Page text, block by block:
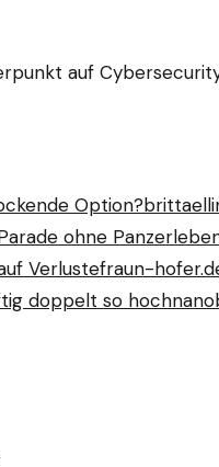
auf
Option?
ohne Panzer
Verlustefraun-
doppelt so hoch